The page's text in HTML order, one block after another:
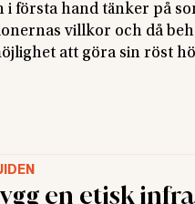
i första hand tänker på
villkor och då
att göra sin röst
en etisk